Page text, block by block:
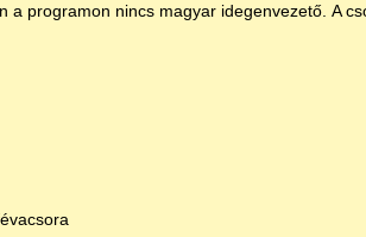
a programon nincs magyar idegenvezető. A